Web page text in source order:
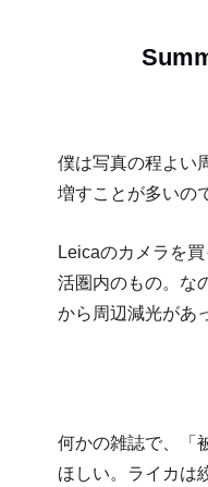
僕は写真の程よい
増すことが多いの
Leicaのカメラを
活圏内のもの。な
から周辺減光があ
何かの雑誌で、「
ほしい。ライカは